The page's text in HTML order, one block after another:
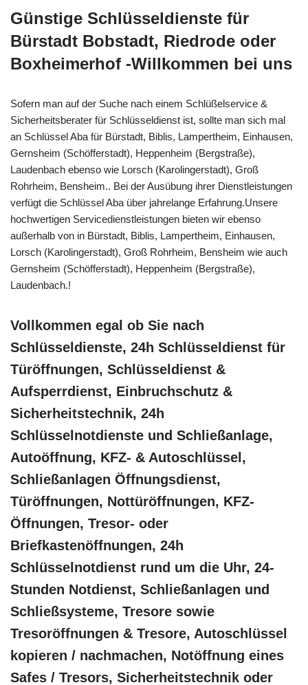
Günstige Schlüsseldienste für
Bürstadt Bobstadt, Riedrode oder
Boxheimerhof -Willkommen bei uns
Sofern man auf der Suche nach einem Schlüßelservice &
Sicherheitsberater für Schlüsseldienst ist, sollte man sich mal
an Schlüssel Aba für Bürstadt, Biblis, Lampertheim, Einhausen,
Gernsheim (Schöfferstadt), Heppenheim (Bergstraße),
Laudenbach ebenso wie Lorsch (Karolingerstadt), Groß
Rohrheim, Bensheim.. Bei der Ausübung ihrer Dienstleistungen
verfügt die Schlüssel Aba über jahrelange Erfahrung.Unsere
hochwertigen Servicedienstleistungen bieten wir ebenso
außerhalb von in Bürstadt, Biblis, Lampertheim, Einhausen,
Lorsch (Karolingerstadt), Groß Rohrheim, Bensheim wie auch
Gernsheim (Schöfferstadt), Heppenheim (Bergstraße),
Laudenbach.!
Vollkommen egal ob Sie nach
Schlüsseldienste, 24h Schlüsseldienst für
Türöffnungen, Schlüsseldienst &
Aufsperrdienst, Einbruchschutz &
Sicherheitstechnik, 24h
Schlüsselnotdienste und Schließanlage,
Autoöffnung, KFZ- & Autoschlüssel,
Schließanlagen Öffnungsdienst,
Türöffnungen, Nottüröffnungen, KFZ-
Öffnungen, Tresor- oder
Briefkastenöffnungen, 24h
Schlüsselnotdienst rund um die Uhr, 24-
Stunden Notdienst, Schließanlagen und
Schließsysteme, Tresore sowie
Tresoröffnungen & Tresore, Autoschlüssel
kopieren / nachmachen, Notöffnung eines
Safes / Tresors, Sicherheitstechnik oder